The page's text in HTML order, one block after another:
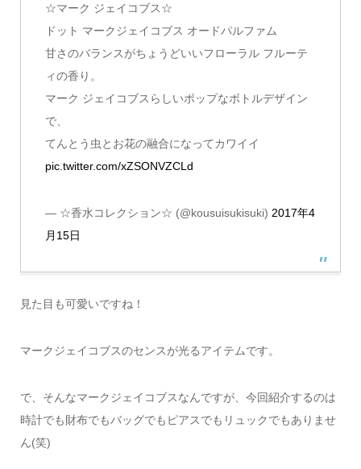
☆マーク ジェイコブス☆
ドット マークジェイコブス オードパルファム
甘さのバランスがちょうどいいフローラル フルーテ
ィの香り。
マーク ジェイコブスらしいポップなボトルデザイン
で、
てんとう虫とお花の融合になってカワイイ
pic.twitter.com/xZSONVZCLd
— ☆香水コレクション☆ (@kousuisukisuki) 2017年4
月15日
見た目も可愛いですね！
マークジェイコブスのセンスが光るアイテムです。
で、そんなマークジェイコブスなんですが、今回紹介するのは
時計でも財布でもバッグでもピアスでもリュックでもありませ
ん(笑)